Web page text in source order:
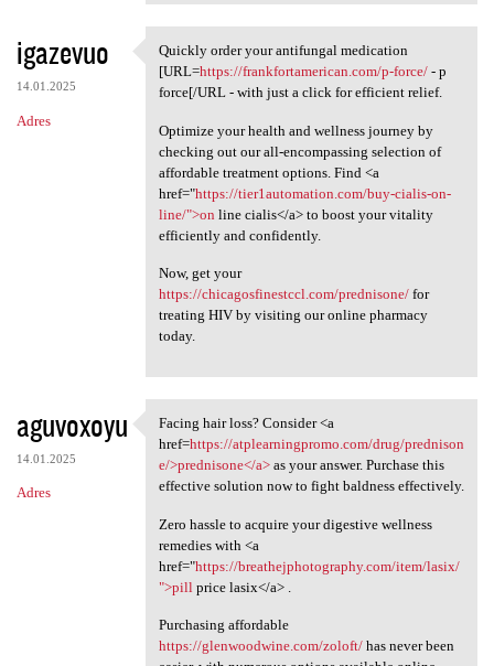
igazevuo
14.01.2025
Adres
Quickly order your antifungal
Quickly order your antifungal medication
[URL=https://frankfortamerican.com/p-force/- p
force[/URL - with just a click for efficient relief.
Optimize your health and wellness journey by
checking out our all-encompassing selection of
affordable treatment options. Find <a
href="https://tier1automation.com/buy-cialis-on-
line/">on line cialis</a> to boost your vitality
efficiently and confidently.
Now, get your
https://chicagosfinestccl.com/prednisone/for
treating HIV by visiting our online pharmacy
today.
aguvoxoyu
14.01.2025
Adres
Facing hair loss? Consider <a
Facing hair loss? Consider <a
href=https://atplearningpromo.com/drug/prednison
e/>prednisone</a>as your answer. Purchase this
effective solution now to fight baldness effectively.
Zero hassle to acquire your digestive wellness
remedies with <a
href="https://breathejphotography.com/item/lasix/
">pill price lasix</a> .
Purchasing affordable
https://glenwoodwine.com/zoloft/has never been